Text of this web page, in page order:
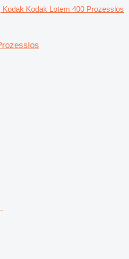
Kodak Kodak Lotem 400 Prozesslos